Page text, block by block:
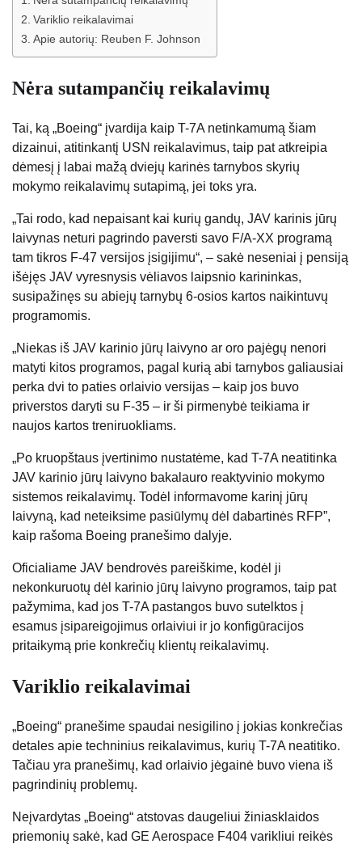
Variklio reikalavimai
Apie autorių: Reuben F. Johnson
Nėra sutampančių reikalavimų
Tai, ką „Boeing“ įvardija kaip T-7A netinkamumą šiam
dizainui, atitinkantį USN reikalavimus, taip pat atkreipia
dėmesį į labai mažą dviejų karinės tarnybos skyrių
mokymo reikalavimų sutapimą, jei toks yra.
„Tai rodo, kad nepaisant kai kurių gandų, JAV karinis jūrų
laivynas neturi pagrindo paversti savo F/A-XX programą
tam tikros F-47 versijos įsigijimu“, – sakė neseniai į pensiją
išėjęs JAV vyresnysis vėliavos laipsnio karininkas,
susipažinęs su abiejų tarnybų 6-osios kartos naikintuvų
programomis.
„Niekas iš JAV karinio jūrų laivyno ar oro pajėgų nenori
matyti kitos programos, pagal kurią abi tarnybos galiausiai
perka dvi to paties orlaivio versijas – kaip jos buvo
priverstos daryti su F-35 – ir ši pirmenybė teikiama ir
naujos kartos treniruokliams.
„Po kruopštaus įvertinimo nustatėme, kad T-7A neatitinka
JAV karinio jūrų laivyno bakalauro reaktyvinio mokymo
sistemos reikalavimų. Todėl informavome karinį jūrų
laivyną, kad neteiksime pasiūlymų dėl dabartinės RFP”,
kaip rašoma Boeing pranešimo dalyje.
Oficialiame JAV bendrovės pareiškime, kodėl ji
nekonkuruotų dėl karinio jūrų laivyno programos, taip pat
pažymima, kad jos T-7A pastangos buvo sutelktos į
esamus įsipareigojimus orlaiviui ir jo konfigūracijos
pritaikymą prie konkrečių klientų reikalavimų.
Variklio reikalavimai
„Boeing“ pranešime spaudai nesigilino į jokias konkrečias
detales apie techninius reikalavimus, kurių T-7A neatitiko.
Tačiau yra pranešimų, kad orlaivio jėgainė buvo viena iš
pagrindinių problemų.
Neįvardytas „Boeing“ atstovas daugeliui žiniasklaidos
priemonių sakė, kad GE Aerospace F404 varikliui reikės